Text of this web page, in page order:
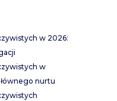
w 2026:
w
nurtu